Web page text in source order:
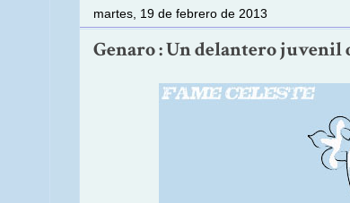
martes, 19 de febrero de 2013
Genaro : Un delantero juvenil